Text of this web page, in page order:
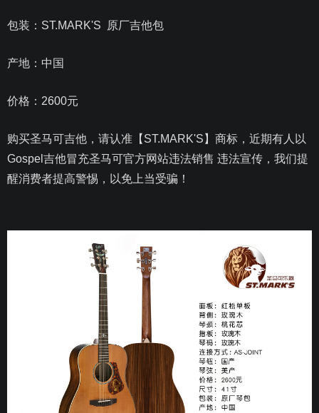
包装：ST.MARK'S 原厂吉他包
产地：中国
价格：2600元
购买圣马可吉他，请认准【ST.MARK'S】商标，近期有人以
Gospel吉他冒充圣马可官方网站违法销售 违法宣传，我们提
醒消费者提高警惕，以免上当受骗！